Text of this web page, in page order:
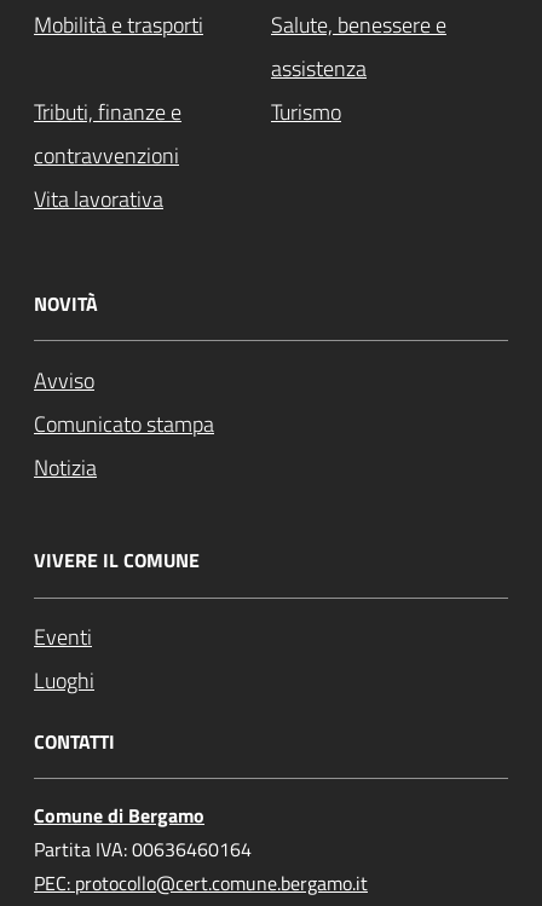
Mobilità e trasporti
Salute, benessere e
assistenza
Tributi, finanze e
contravvenzioni
Turismo
Vita lavorativa
NOVITÀ
Avviso
Comunicato stampa
Notizia
VIVERE IL COMUNE
Eventi
Luoghi
CONTATTI
Comune di Bergamo
Partita IVA: 00636460164
PEC: protocollo@cert.comune.bergamo.it